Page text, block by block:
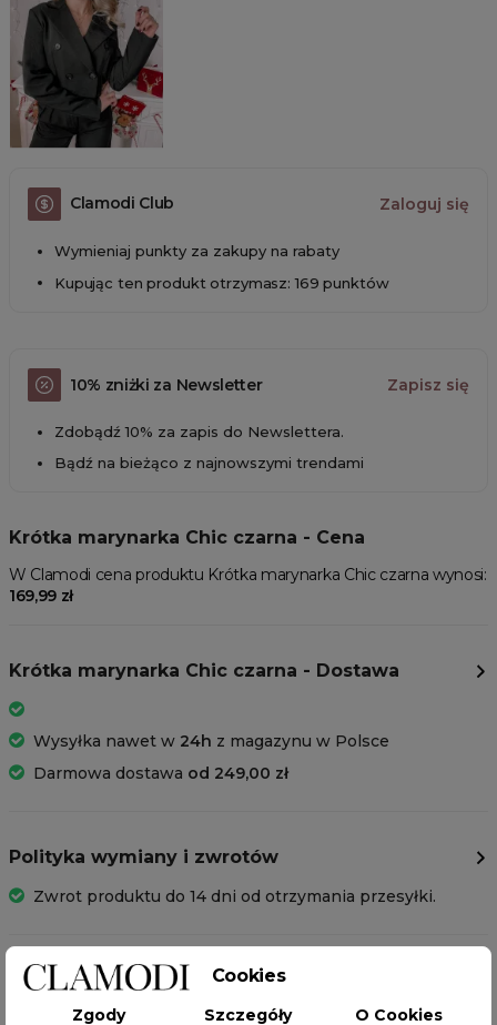
Clamodi Club Zaloguj się
Wymieniaj punkty za zakupy na rabaty
Kupując ten produkt otrzymasz: 169 punktów
10% zniżki za Newsletter Zapisz się
Zdobądź 10% za zapis do Newslettera.
Bądź na bieżąco z najnowszymi trendami
Krótka marynarka Chic czarna - Cena
W Clamodi cena produktu Krótka marynarka Chic czarna wynosi:
169,99 zł
Krótka marynarka Chic czarna - Dostawa
Wysyłka nawet w 24h z magazynu w Polsce
Darmowa dostawa od 249,00 zł
Polityka wymiany i zwrotów
Zwrot produktu do 14 dni od otrzymania przesyłki.
SKŁAD I WYMIARY
Cookies
Zgody Szczegóły O Cookies